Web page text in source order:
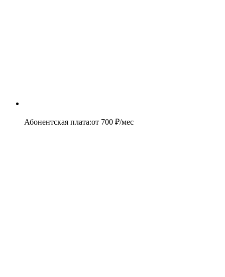
Абонентская плата:от 700 ₽/мес